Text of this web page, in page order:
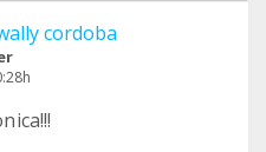
cordoba